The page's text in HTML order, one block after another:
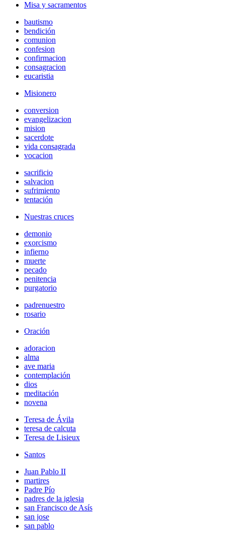
Misa y sacramentos
bautismo
bendición
comunion
confesion
confirmacion
consagracion
eucaristia
Misionero
conversion
evangelizacion
mision
sacerdote
vida consagrada
vocacion
sacrificio
salvacion
sufrimiento
tentación
Nuestras cruces
demonio
exorcismo
infierno
muerte
pecado
penitencia
purgatorio
padrenuestro
rosario
Oración
adoracion
alma
ave maria
contemplación
dios
meditación
novena
Teresa de Ávila
teresa de calcuta
Teresa de Lisieux
Santos
Juan Pablo II
martires
Padre Pío
padres de la iglesia
san Francisco de Asís
san jose
san pablo